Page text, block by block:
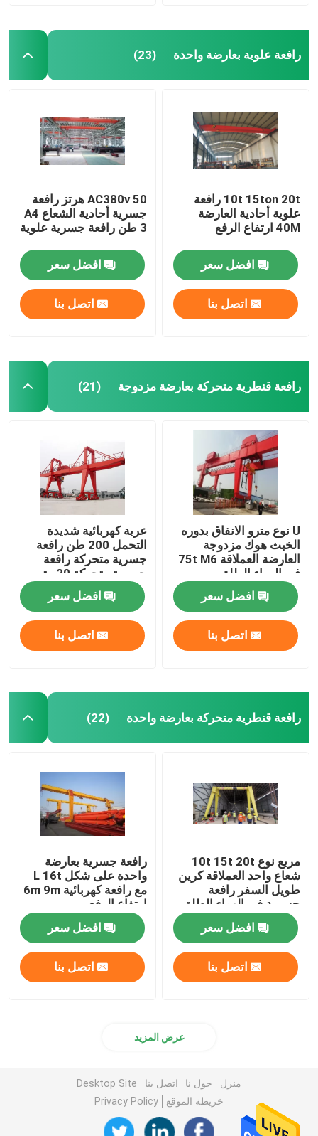
رافعة علوية بعارضة واحدة (23)
10t 15ton 20t رافعة
علوية أحادية العارضة
40M ارتفاع الرفع
افضل سعر
اتصل بنا
AC380v 50 هرتز رافعة
جسرية أحادية الشعاع A4
3 طن رافعة جسرية علوية
افضل سعر
اتصل بنا
رافعة قنطرية متحركة بعارضة مزدوجة (21)
U نوع مترو الانفاق بدوره
الخبث هوك مزدوجة
العارضة العملاقة 75t M6
في الهواء الطلق
افضل سعر
اتصل بنا
عربة كهربائية شديدة
التحمل 200 طن رافعة
جسرية متحركة رافعة
جسرية متحركة 30 متر
رفع
افضل سعر
اتصل بنا
رافعة قنطرية متحركة بعارضة واحدة (22)
مربع نوع 10t 15t 20t
شعاع واحد العملاقة كرين
طويل السفر رافعة
جسرية في الهواء الطلق
افضل سعر
اتصل بنا
رافعة جسرية بعارضة
واحدة على شكل L 16t
مع رافعة كهربائية 6m 9m
ارتفاع الرفع
افضل سعر
اتصل بنا
عرض المزيد
منزل حول نا اتصل بنا
Desktop Site
خريطة الموقع
Privacy Policy